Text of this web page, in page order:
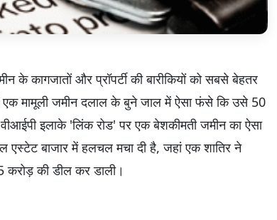
के कागजातों और प्रॉपर्टी की बारीकियों को सबसे बेहतर
एक मामूली जमीन दलाल के बुने जाल में ऐसा फंसे कि उसे 50
इलाके 'लिंक रोड' पर एक बेशकीमती जमीन का ऐसा
एस्टेट बाजार में हलचल मचा दी है, जहां एक शातिर ने
की डील कर डाली।